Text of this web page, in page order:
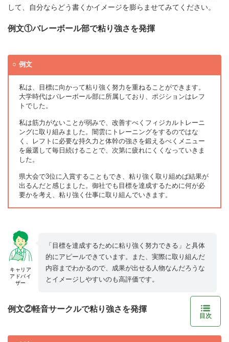
して、自分ならどう書くかイメージを膨らませてみてください。
例文①バレーボール部で粘り強さを発揮
例文
私は、目標に向かって粘り強く努力を重ねることができます。
大学時代はバレーボール部に所属しており、ポジションはレフ
トでした。
私は筋力がないことが弱みで、改善すべくフィジカルトレーニ
ングに取り組みました。闇雲にトレーニングをするのではな
く、レフトに必要な持久力と体幹の強さを鍛えるべくメニュー
を厳選して毎日続けることで、次第に疲れにくくなっていきま
した。
県大会で3位に入賞することもでき、粘り強く取り組めば結果が
出るんだと感じました。御社でも目標を達成するために何が必
要かを考え、粘り強く仕事に取り組んでいきます。
キャリア
アドバイ
ザー
「目標を達成するために粘り強く努力できる」と具体
的にアピールできています。また、実際に取り組んだ
内容までわかるので、成果が出せる人物なんだろうな
とイメージしやすいのも高評価です。
例文②軽音サークルで粘り強さを発揮
目次